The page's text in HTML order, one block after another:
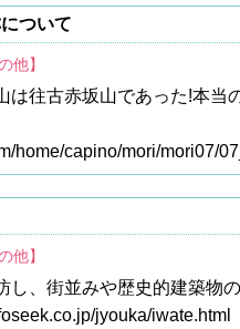
ついて
他】
は往古赤坂山であった!本
home/capino/mori/mori07/
他】
し、街並みや歴史的建築物
jyouka/iwate.html